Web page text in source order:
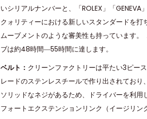
いシリアルナンバーと、「ROLEX」「
クォリティーにおける新しいスタンダードを
ムーブメントのような審美性も持っています
ブは約48時間―55時間に達します。
ベルト： クリーンファクトリーは平たい3ピー
レードのステンレスチールで作り出されてお
ソリッドなネジがあるため、ドライバーを利
フォートエクステンションリンク（イージリン